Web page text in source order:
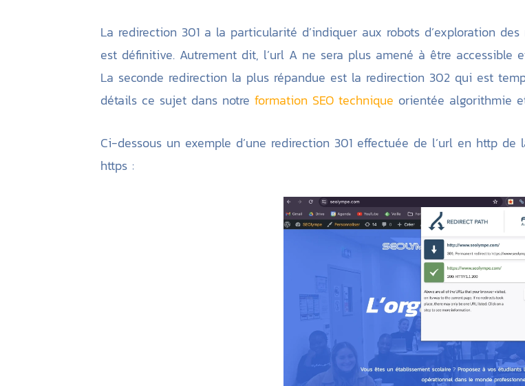
La redirection 301 a la particularité d’indiquer aux robots d’exploration
est définitive. Autrement dit, l’url A ne sera plus amené à être accessible
La seconde redirection la plus répandue est la redirection 302 qui est
détails ce sujet dans notre formation SEO technique orientée algorithmie
Ci-dessous un exemple d’une redirection 301 effectuée de l’url en http de
https :